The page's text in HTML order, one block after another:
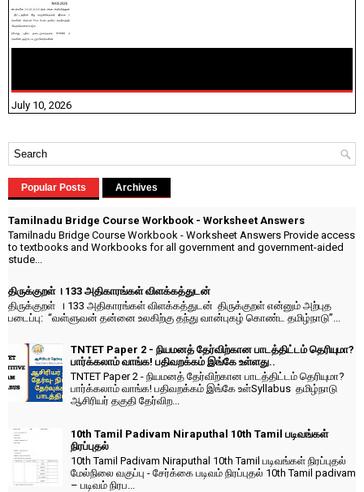
July 10, 2026
Popular Posts Archives
Tamilnadu Bridge Course Workbook - Worksheet Answers
Tamilnadu Bridge Course Workbook - Worksheet Answers Provide access
to textbooks and Workbooks for all government and government-aided
stude...
திருக்குறள் । 133 அதிகாரங்கள் விளக்கத்துடன்
திருக்குறள் । 133 அதிகாரங்கள் விளக்கத்துடன் திருக்குறள் என்னும் அற்புத
படைப்பு: “வள்ளுவன் தன்னை உலகிற்கு தந்து வான்புகழ் கொண்ட தமிழ்நாடு”...
TNTET Paper 2 - நியமனத் தேர்விற்கான பாடத்திட்டம் தெரியுமா?
பார்க்கலாம் வாங்க! பதிவறக்கம் இங்கே உள்ளது..
TNTET Paper 2 - நியமனத் தேர்விற்கான பாடத்திட்டம் தெரியுமா?
பார்க்கலாம் வாங்க! பதிவறக்கம் இங்கே உள்Syllabus தமிழ்நாடு
ஆசிரியர் தகுதி தேர்விற...
10th Tamil Padivam Niraputhal 10th Tamil படிவங்கள்
நிரப்புதல்
10th Tamil Padivam Niraputhal 10th Tamil படிவங்கள் நிரப்புதல்
மேல்நிலை வகுப்பு - சேர்க்கை படிவம் நிரப்புதல் 10th Tamil padivam
– படிவம் நிரப...